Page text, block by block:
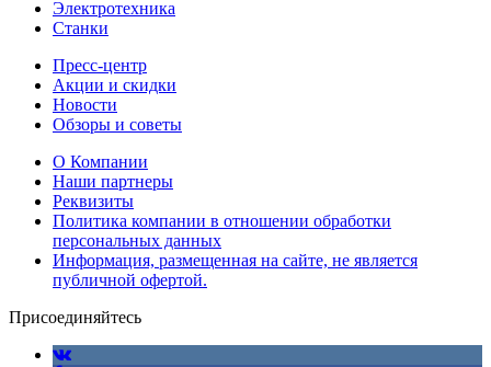
Электротехника
Станки
Пресс-центр
Акции и скидки
Новости
Обзоры и советы
О Компании
Наши партнеры
Реквизиты
Политика компании в отношении обработки
персональных данных
Информация, размещенная на сайте, не является
публичной офертой.
Присоединяйтесь